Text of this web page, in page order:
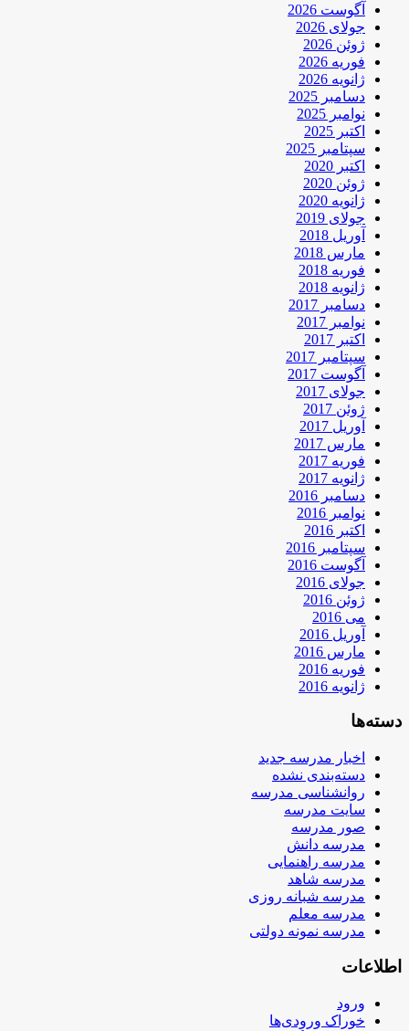
آگوست 2026
جولای 2026
ژوئن 2026
فوریه 2026
ژانویه 2026
دسامبر 2025
نوامبر 2025
اکتبر 2025
سپتامبر 2025
اکتبر 2020
ژوئن 2020
ژانویه 2020
جولای 2019
آوریل 2018
مارس 2018
فوریه 2018
ژانویه 2018
دسامبر 2017
نوامبر 2017
اکتبر 2017
سپتامبر 2017
آگوست 2017
جولای 2017
ژوئن 2017
آوریل 2017
مارس 2017
فوریه 2017
ژانویه 2017
دسامبر 2016
نوامبر 2016
اکتبر 2016
سپتامبر 2016
آگوست 2016
جولای 2016
ژوئن 2016
می 2016
آوریل 2016
مارس 2016
فوریه 2016
ژانویه 2016
دسته‌ها
اخبار مدرسه جدید
دسته‌بندی نشده
روانشناسی مدرسه
سایت مدرسه
صور مدرسه
مدرسه دانش
مدرسه راهنمایی
مدرسه شاهد
مدرسه شبانه روزی
مدرسه معلم
مدرسه نمونه دولتی
اطلاعات
ورود
خوراک ورودی‌ها